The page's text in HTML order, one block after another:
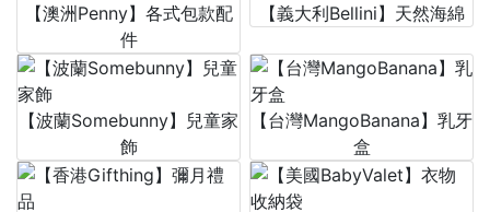
【澳洲Penny】各式包款配
件
【義大利Bellini】天然海綿
【波蘭Somebunny】兒童家
飾
【台灣MangoBanana】乳牙
盒